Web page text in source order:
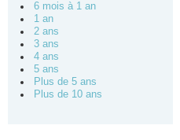
6 mois à 1 an
1 an
2 ans
3 ans
4 ans
5 ans
Plus de 5 ans
Plus de 10 ans